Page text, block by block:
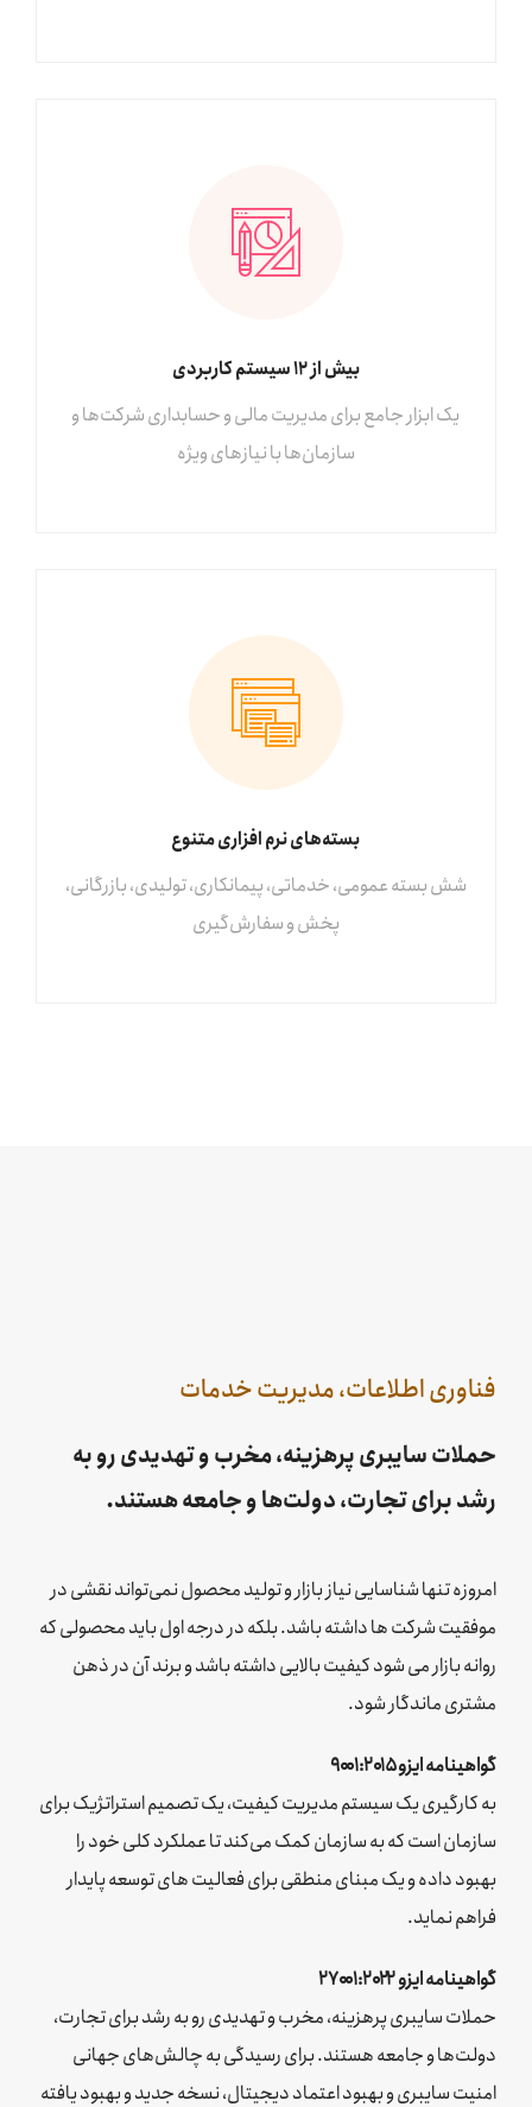
بیش از 12 سیستم کاربردی
یک ابزار جامع برای مدیریت مالی و حسابداری شرکت‌ها و
سازمان‌ها با نیازهای ویژه
بسته‌های نرم افزاری متنوع
شش بسته عمومی، خدماتی، پیمانکاری، تولیدی، بازرگانی،
پخش و سفارش‌گیری
فناوری اطلاعات، مدیریت خدمات
حملات سایبری پرهزینه، مخرب و تهدیدی رو به
رشد برای تجارت، دولت‌ها و جامعه هستند.
امروزه تنها شناسایی نیاز بازار و تولید محصول نمی‌تواند نقشی در
موفقیت شرکت ها داشته باشد. بلکه در درجه اول باید محصولی که
روانه بازار می شود کیفیت بالایی داشته باشد و برند آن در ذهن
مشتری ماندگار شود.
گواهینامه ایزو ۹۰۰۱:۲۰۱۵
به کارگیری یک سیستم مدیریت کیفیت، یک تصمیم استراتژیک برای
سازمان است که به سازمان کمک می‌کند تا عملکرد کلی خود را
بهبود داده و یک مبنای منطقی برای فعالیت های توسعه پایدار
فراهم نماید.
گواهینامه ایزو ۲۷۰۰۱:۲۰۲۲
حملات سایبری پرهزینه، مخرب و تهدیدی رو به رشد برای تجارت،
دولت‌ها و جامعه هستند. برای رسیدگی به چالش‌های جهانی
امنیت سایبری و بهبود اعتماد دیجیتال، نسخه جدید و بهبود یافته